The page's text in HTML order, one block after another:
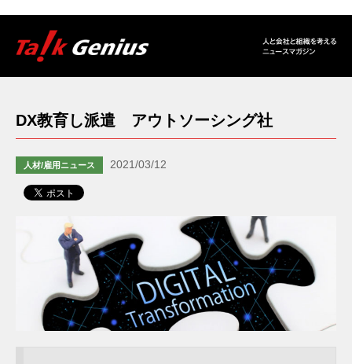
DX教育し派遣 アウトソーシング社
人材/雇用ニュース 2021/03/12